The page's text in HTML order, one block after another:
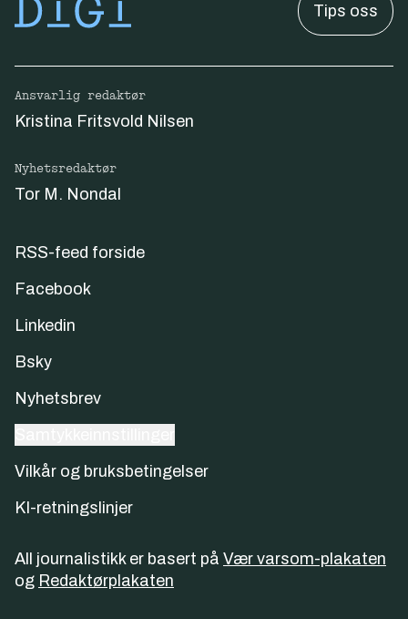
Tips oss
Ansvarlig redaktør
Kristina Fritsvold Nilsen
Nyhetsredaktør
Tor M. Nondal
RSS-feed forside
Facebook
Linkedin
Bsky
Nyhetsbrev
Vilkår og bruksbetingelser
KI-retningslinjer
All journalistikk er basert på Vær varsom-plakaten
og Redaktørplakaten